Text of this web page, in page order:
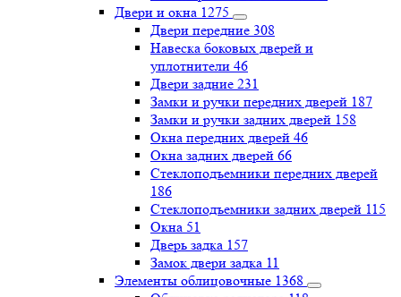
Двери и окна 1275
Двери передние 308
Навеска боковых дверей и
уплотнители 46
Двери задние 231
Замки и ручки передних дверей 187
Замки и ручки задних дверей 158
Окна передних дверей 46
Окна задних дверей 66
Стеклоподъемники передних дверей
186
Стеклоподъемники задних дверей 115
Окна 51
Дверь задка 157
Замок двери задка 11
Элементы облицовочные 1368